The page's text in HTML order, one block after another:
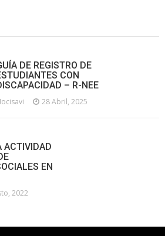
DE REGISTRO DE
CON
– R-NEE
28 Abril, 2025
ACTIVIDAD
EN
2022